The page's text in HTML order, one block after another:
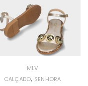
MLV
CALÇADO, SENHORA